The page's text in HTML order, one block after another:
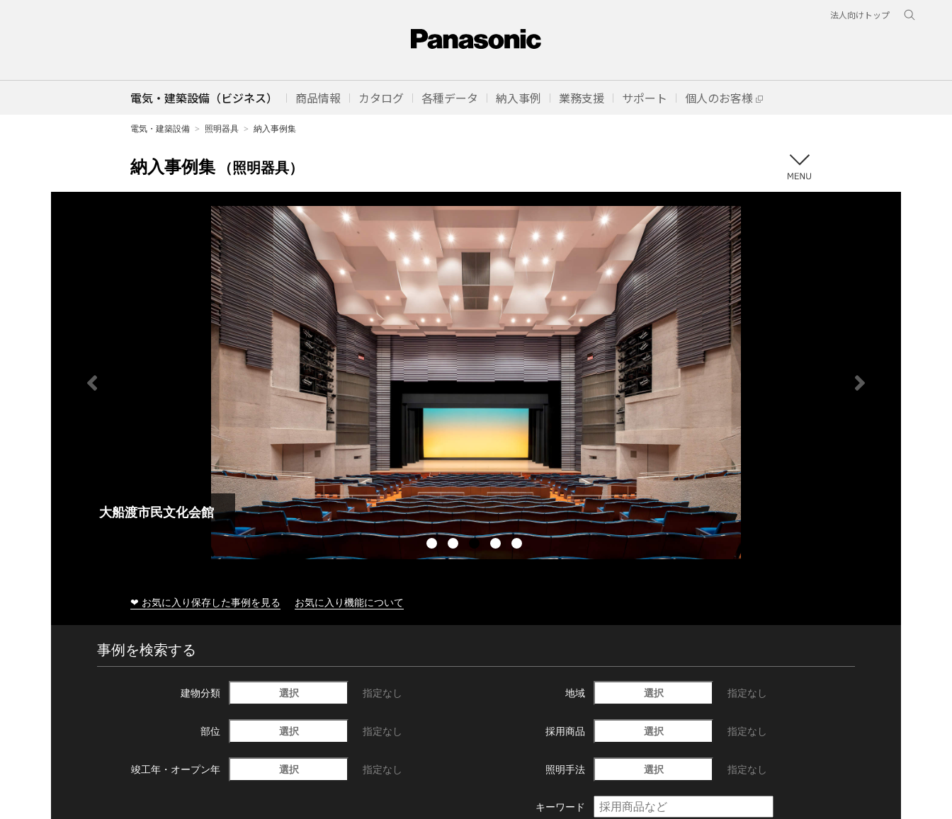
法人向けトップ
電気・建築設備（ビジネス） 商品情報 カタログ 各種データ 納入事例 業務支援 サポート 個人のお客様
電気・建築設備 照明器具 納入事例集
納入事例集 （照明器具）
大船渡市民文化会館
❤ お気に入り保存した事例を見る お気に入り機能について
事例を検索する
建物分類 選択 指定なし 地域 選択 指定なし
部位 選択 指定なし 採用商品 選択 指定なし
竣工年・ オープン年 選択 指定なし 照明手法 選択 指定なし
キーワード